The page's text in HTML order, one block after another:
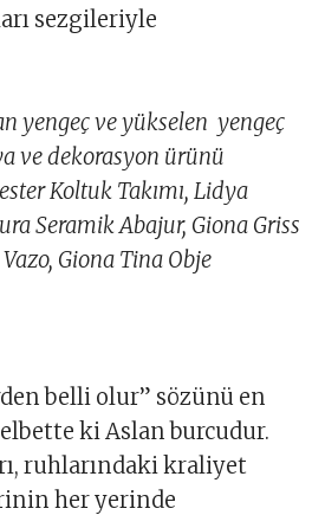
sezgileriyle
yengeç ve yükselen yengeç
ve dekorasyon ürünü
Koltuk Takımı, Lidya
Seramik Abajur, Giona Griss
Giona Tina Obje
belli olur” sözünü en
ki Aslan burcudur.
ruhlarındaki kraliyet
her yerinde